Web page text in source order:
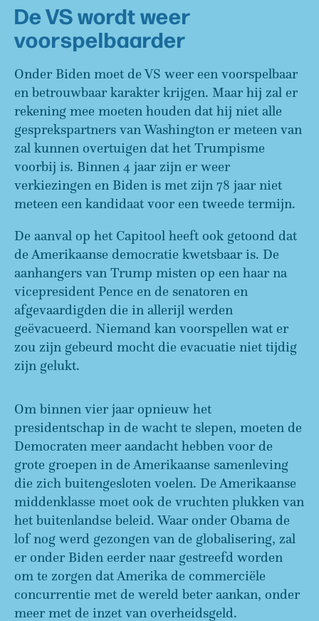
De VS wordt weer
voorspelbaarder
Onder Biden moet de VS weer een voorspelbaar
en betrouwbaar karakter krijgen. Maar hij zal er
rekening mee moeten houden dat hij niet alle
gesprekspartners van Washington er meteen van
zal kunnen overtuigen dat het Trumpisme
voorbij is. Binnen 4 jaar zijn er weer
verkiezingen en Biden is met zijn 78 jaar niet
meteen een kandidaat voor een tweede termijn.
De aanval op het Capitool heeft ook getoond dat
de Amerikaanse democratie kwetsbaar is. De
aanhangers van Trump misten op een haar na
vicepresident Pence en de senatoren en
afgevaardigden die in allerijl werden
geëvacueerd. Niemand kan voorspellen wat er
zou zijn gebeurd mocht die evacuatie niet tijdig
zijn gelukt.
Om binnen vier jaar opnieuw het
presidentschap in de wacht te slepen, moeten de
Democraten meer aandacht hebben voor de
grote groepen in de Amerikaanse samenleving
die zich buitengesloten voelen. De Amerikaanse
middenklasse moet ook de vruchten plukken van
het buitenlandse beleid. Waar onder Obama de
lof nog werd gezongen van de globalisering, zal
er onder Biden eerder naar gestreefd worden
om te zorgen dat Amerika de commerciële
concurrentie met de wereld beter aankan, onder
meer met de inzet van overheidsgeld.